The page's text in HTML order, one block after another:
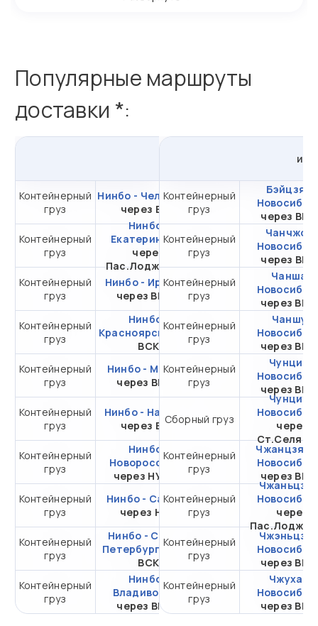
Популярные маршруты
доставки *:
Контейнерный
груз
Нинбо - Челябинск
через ВСК
от 280 631,38 ₽ за
20DC
Контейнерный
груз
Нинбо -
Екатеринбург
через
Пас.Лоджистик
от 282 984,50 ₽ за
20DC
Контейнерный
груз
Нинбо - Иркутск
через ВМТП
от 255 779,27 ₽ за
20DC
Контейнерный
груз
Нинбо -
Красноярскчерез
ВСК
от 229 009,36 ₽ за
20DC
Контейнерный
груз
Нинбо - Москва
через ВМКТ
от 367 793,99 ₽ за
20DC
Контейнерный
груз
Нинбо - Находка
через ВСК
от 136 169,20 ₽ за
Контейнерный
груз
Нинбо -
Новороссийск
через НУТЭП
от 233 279,34 ₽ за
20DC
Контейнерный
груз
Нинбо - Самара
через НЛЭ
от 508 896,23 ₽ за
Контейнерный
груз
Нинбо - Санкт-
Петербург через
ВСК
от 295 001,50 ₽ за
20DC
Контейнерный
груз
Нинбо -
Владивосток
через ВМКТ
от 104 821,61 ₽ за
20DC
из
Контейнерный
груз
Бэйцзяо -
через
Контейнерный
груз
Чанчжоу
через
Контейнерный
груз
Чанша -
через
Контейнерный
груз
Чаншу -
через
Контейнерный
груз
Чунцин -
через
Сборный груз
Чунцин -
через
Контейнерный
груз
через
Контейнерный
груз
через
Контейнерный
груз
через
Контейнерный
груз
Чжухай -
через